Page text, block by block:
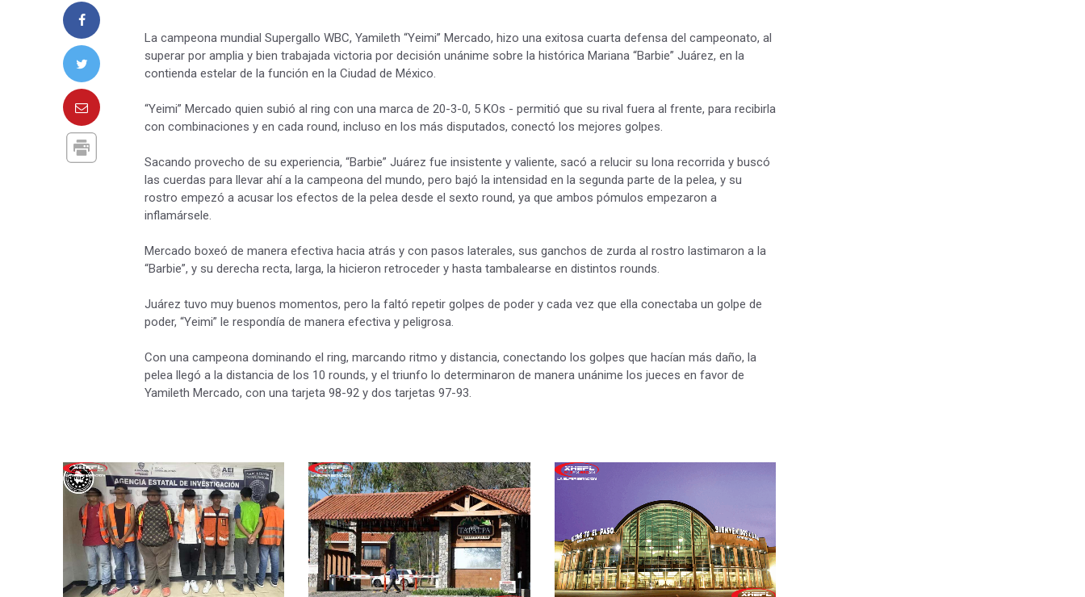
La campeona mundial Supergallo WBC, Yamileth “Yeimi” Mercado, hizo una exitosa cuarta defensa del campeonato, al
superar por amplia y bien trabajada victoria por decisión unánime sobre la histórica Mariana “Barbie” Juárez, en la
contienda estelar de la función en la Ciudad de México.
“Yeimi” Mercado quien subió al ring con una marca de 20-3-0, 5 KOs - permitió que su rival fuera al frente, para recibirla
con combinaciones y en cada round, incluso en los más disputados, conectó los mejores golpes.
Sacando provecho de su experiencia, “Barbie” Juárez fue insistente y valiente, sacó a relucir su lona recorrida y buscó
las cuerdas para llevar ahí a la campeona del mundo, pero bajó la intensidad en la segunda parte de la pelea, y su
rostro empezó a acusar los efectos de la pelea desde el sexto round, ya que ambos pómulos empezaron a
inflamársele.
Mercado boxeó de manera efectiva hacia atrás y con pasos laterales, sus ganchos de zurda al rostro lastimaron a la
“Barbie”, y su derecha recta, larga, la hicieron retroceder y hasta tambalearse en distintos rounds.
Juárez tuvo muy buenos momentos, pero la faltó repetir golpes de poder y cada vez que ella conectaba un golpe de
poder, “Yeimi” le respondía de manera efectiva y peligrosa.
Con una campeona dominando el ring, marcando ritmo y distancia, conectando los golpes que hacían más daño, la
pelea llegó a la distancia de los 10 rounds, y el triunfo lo determinaron de manera unánime los jueces en favor de
Yamileth Mercado, con una tarjeta 98-92 y dos tarjetas 97-93.